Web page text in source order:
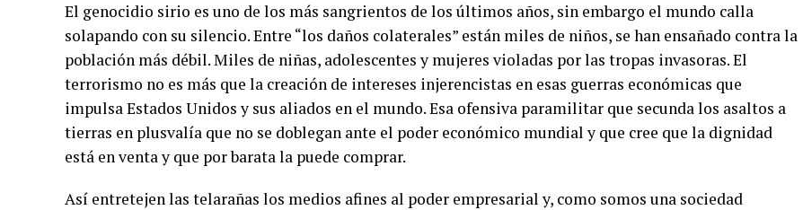
El genocidio sirio es uno de los más sangrientos de los últimos años, sin embargo el mundo calla
solapando con su silencio. Entre “los daños colaterales” están miles de niños, se han ensañado contra la
población más débil. Miles de niñas, adolescentes y mujeres violadas por las tropas invasoras. El
terrorismo no es más que la creación de intereses injerencistas en esas guerras económicas que
impulsa Estados Unidos y sus aliados en el mundo. Esa ofensiva paramilitar que secunda los asaltos a
tierras en plusvalía que no se doblegan ante el poder económico mundial y que cree que la dignidad
está en venta y que por barata la puede comprar.
Así entretejen las telarañas los medios afines al poder empresarial y, como somos una sociedad